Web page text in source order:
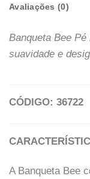
Avaliações (0)
Banqueta Bee
suavidade e
CÓDIGO: 36722
A Banqueta Bee